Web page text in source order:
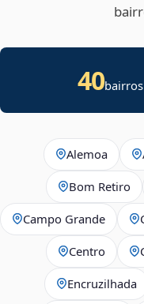
40
Alemoa
Bom Retiro
Campo Grande
Centro
Encruzilhada